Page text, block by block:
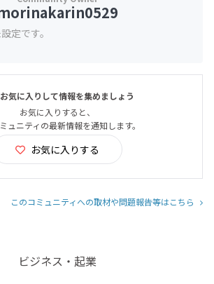
定です。
お気に入りして情報を集めましょう
お気に入りすると、
ュニティの最新情報を通知します。
お気に入りする
このコミュニティへの取材や問題報告等はこちら
ビジネス・起業